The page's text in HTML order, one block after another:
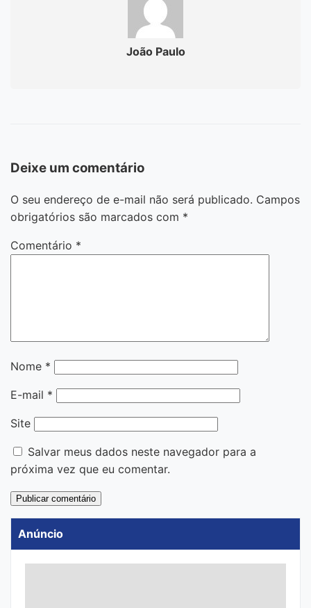
João Paulo
Deixe um comentário
O seu endereço de e-mail não será publicado. Campos
obrigatórios são marcados com *
Comentário *
Nome *
E-mail *
Site
Salvar meus dados neste navegador para a
próxima vez que eu comentar.
Anúncio